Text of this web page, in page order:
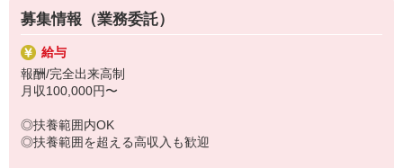
す！
〜ヤクルトスタッフの1日〜
2児の母として仕事と家庭の両立をしているHさん。
実際のワークスタイルを、一例としてご紹介いたします！
※時間は地域によって異なります。
8:30 朝礼が終わったら出発
13:00 お届け修了、翌日準備、集計作業
募集情報（業務委託）
給与
報酬/完全出来高制
月収100,000円〜
◎扶養範囲内OK
◎扶養範囲を超える高収入も歓迎